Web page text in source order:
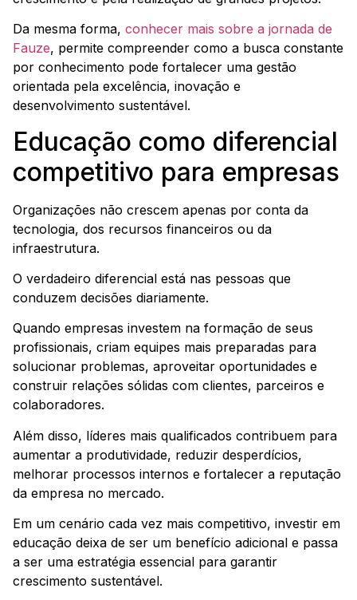
Da mesma forma, conhecer mais sobre a jornada de
Fauze, permite compreender como a busca constante
por conhecimento pode fortalecer uma gestão
orientada pela excelência, inovação e
desenvolvimento sustentável.
Educação como diferencial
competitivo para empresas
Organizações não crescem apenas por conta da
tecnologia, dos recursos financeiros ou da
infraestrutura.
O verdadeiro diferencial está nas pessoas que
conduzem decisões diariamente.
Quando empresas investem na formação de seus
profissionais, criam equipes mais preparadas para
solucionar problemas, aproveitar oportunidades e
construir relações sólidas com clientes, parceiros e
colaboradores.
Além disso, líderes mais qualificados contribuem para
aumentar a produtividade, reduzir desperdícios,
melhorar processos internos e fortalecer a reputação
da empresa no mercado.
Em um cenário cada vez mais competitivo, investir em
educação deixa de ser um benefício adicional e passa
a ser uma estratégia essencial para garantir
crescimento sustentável.